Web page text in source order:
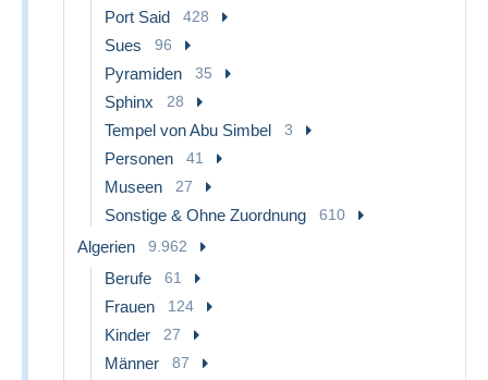
Port Said 428
Sues 96
Pyramiden 35
Sphinx 28
Tempel von Abu Simbel 3
Personen 41
Museen 27
Sonstige & Ohne Zuordnung 610
Algerien 9.962
Berufe 61
Frauen 124
Kinder 27
Männer 87